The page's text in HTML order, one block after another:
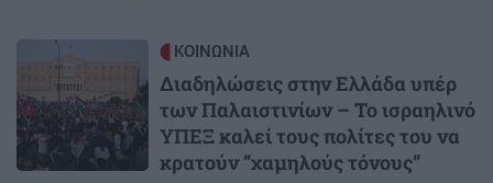
ΚΟΙΝΩΝΙΑ
Διαδηλώσεις στην Ελλάδα υπέρ
των Παλαιστινίων – Το ισραηλινό
ΥΠΕΞ καλεί τους πολίτες του να
κρατούν ”χαμηλούς τόνους”